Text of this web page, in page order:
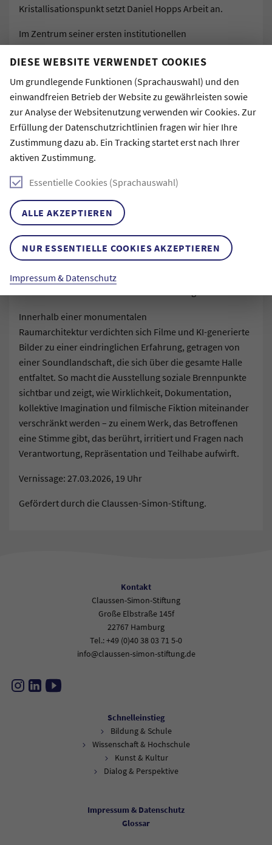
DIESE WEBSITE VERWENDET COOKIES
Um grundlegende Funktionen (Sprachauswahl) und den
einwandfreien Betrieb der Website zu gewährleisten sowie
zur Analyse der Websitenutzung verwenden wir Cookies. Zur
Erfüllung der Datenschutzrichtlinien fragen wir hier Ihre
Zustimmung dazu ab. Ein Tracking startet erst nach Ihrer
aktiven Zustimmung.
Essentielle Cookies (Sprachauswahl)
ALLE AKZEPTIEREN
NUR ESSENTIELLE COOKIES AKZEPTIEREN
Impressum & Datenschutz
Kristallisationspunkt setzt Daniel Hopps Arbeit an.
Im Zentrum seiner ersten institutionellen
Einzelausstellung steht die mehrteilige
Filminstallation Fictional Healing. Darin hinterfragt der
Künstler stigmatisierende Narrative über Abhängigkeit
und entwirft Bilder von Fürsorge, die neue
Handlungsspielräume öffnen. Die immersive Installation
verbindet Humor und Ernst und schafft dabei einen
Resonanzraum, in dem kollektive Imagination
Selbstermächtigung ermöglicht. Ausgehend von eigenen
beziehungsorientierten Prozessen gemeinsam mit
suchtbetroffenen Menschen dokumentarische und
(doku-)fiktionale Filmszenen. Ihre persönlichen
verhandelt und mit Laiendarsteller:innen und
professionellen Schauspieler:innen neu inszeniert.
Ergänzend eröffnet eine Reihe von filmischen Porträts
Innerhalb einer monumentalen
Raumarchitektur verdichten sich Filme und KI-generierte
Bilder zu einer eindringlichen Erfahrung, getragen von
einer Soundlandschaft, die sich über die gesamte Halle
entfaltet. So macht die Ausstellung soziale Brennpunkte
sichtbar und zeigt, wie Wirklichkeit, Dokumentation,
kollektive Imagination und filmische Fiktion miteinander
verschränkt werden – zu einem Werk, das Betroffenen
eine Stimme gibt, das berührt, irritiert und Fragen nach
Verantwortung, Repräsentation und Teilhabe aufwirft.
Vernissage: 27.03.2026, 19 Uhr
Gefördert durch die Claussen-Simon-Stiftung.
Kontakt
Claussen-Simon-Stiftung
Große Elbstraße 145f
22767 Hamburg
Tel.: +49 (0)40 38 03 71 5-0
info@claussen-simon-stiftung.de
Schnelleinstieg
Bildung & Schule
Wissenschaft & Hochschule
Kunst & Kultur
Dialog & Perspektive
Impressum & Datenschutz
Glossar